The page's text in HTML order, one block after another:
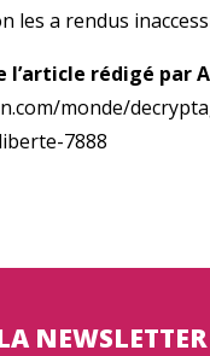
les a rendus
l’article rédigé par
monde/
7888
NEWSLETTER